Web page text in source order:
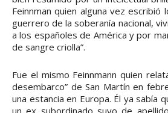
Feinnman quien alguna vez escribió
guerrero de la soberanía nacional,
a los españoles de América y por
de sangre criolla”.
Fue el mismo Feinnmann quien
desembarco” de San Martín en
una estancia en Europa. Él ya sabía